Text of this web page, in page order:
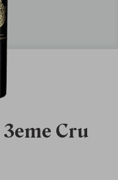
Cru